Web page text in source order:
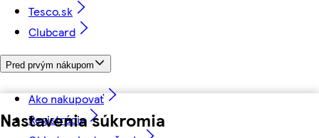
Nastavenia súkromia
Tesco.sk
Clubcard
Pred prvým nákupom
Ako nakupovať
Registrácia